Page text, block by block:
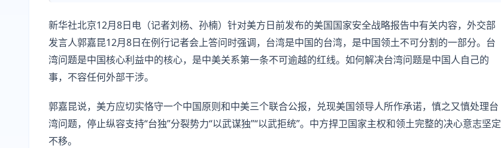
新华社北京12月8日电（记者刘杨、孙楠）针对美方日前发布的美国国家安全战略报告中有关内容，外交部
发言人郭嘉昆12月8日在例行记者会上答问时强调，台湾是中国的台湾，是中国领土不可分割的一部分。台
湾问题是中国核心利益中的核心，是中美关系第一条不可逾越的红线。如何解决台湾问题是中国人自己的
事，不容任何外部干涉。
郭嘉昆说，美方应切实恪守一个中国原则和中美三个联合公报，兑现美国领导人所作承诺，慎之又慎处理台
湾问题，停止纵容支持“台独”分裂势力“以武谋独”“以武拒统”。中方捍卫国家主权和领土完整的决心意志坚定
不移。